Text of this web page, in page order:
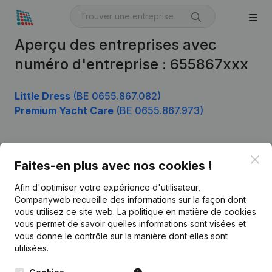
Aperçu des entreprises avec
numéro d'entreprise : 655867xxx
Little Dress (BE 0655.867.082)
Premium Yacht Care (BE 0655.867.973)
Faites-en plus avec nos cookies !
Afin d'optimiser votre expérience d'utilisateur,
Companyweb recueille des informations sur la façon dont
vous utilisez ce site web. La politique en matière de cookies
vous permet de savoir quelles informations sont visées et
vous donne le contrôle sur la manière dont elles sont
utilisées.
Français
Kantorenpark Everest
248D,
Monitoring
Recherche internationale